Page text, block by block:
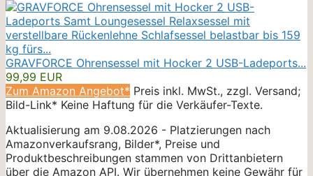
GRAVFORCE Ohrensessel mit Hocker 2 USB-Ladeports...
99,99 EUR
Zum Amazon Angebot* Preis inkl. MwSt., zzgl. Versand;
Bild-Link* Keine Haftung für die Verkäufer-Texte.
Aktualisierung am 9.08.2026 - Platzierungen nach
Amazonverkaufsrang, Bilder*, Preise und
Produktbeschreibungen stammen von Drittanbietern
über die Amazon API. Wir übernehmen keine Gewähr für